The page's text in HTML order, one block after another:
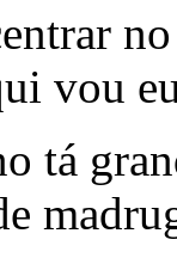
vou
tá